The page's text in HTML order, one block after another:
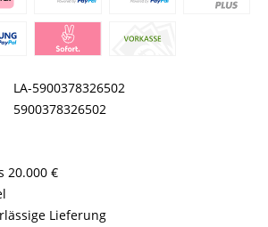
LA-5900378326502
5900378326502
20.000 €
Lieferung